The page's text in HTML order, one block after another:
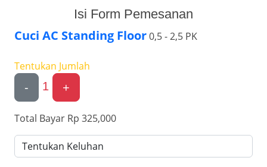
Isi Form Pemesanan
Cuci AC Standing Floor0,5 - 2,5 PK
Tentukan Jumlah
-
1 +
Total Bayar Rp 325,000